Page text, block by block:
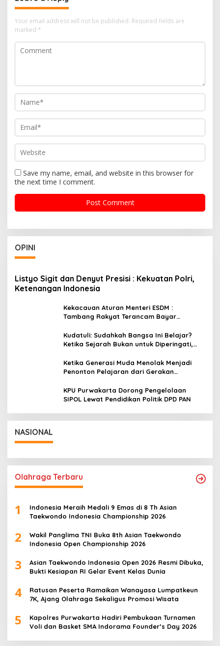
Your email address will not be published. Required fields are
marked *
Save my name, email, and website in this browser for
the next time I comment.
OPINI
Listyo Sigit dan Denyut Presisi : Kekuatan Polri,
Ketenangan Indonesia
Kekacauan Aturan Menteri ESDM :
Tambang Rakyat Terancam Bayar
Kudatuli: Sudahkah Bangsa Ini Belajar?
Ketika Sejarah Bukan untuk Diperingati,
Ketika Generasi Muda Menolak Menjadi
Penonton Pelajaran dari Gerakan
KPU Purwakarta Dorong Pengelolaan
SIPOL Lewat Pendidikan Politik DPD PAN
NASIONAL
Olahraga Terbaru
1
Indonesia Meraih Medali 9 Emas di 8 Th Asian
Taekwondo Indonesia Championship 2026
2
Wakil Panglima TNI Buka 8th Asian Taekwondo
Indonesia Open Championship 2026
3
Asian Taekwondo Indonesia Open 2026 Resmi Dibuka,
Bukti Kesiapan RI Gelar Event Kelas Dunia
4
Ratusan Peserta Ramaikan Wanayasa Lumpatkeun
7K, Ajang Olahraga Sekaligus Promosi Wisata
5
Kapolres Purwakarta Hadiri Pembukaan Turnamen
Voli dan Basket SMA Indorama Founder’s Day 2026